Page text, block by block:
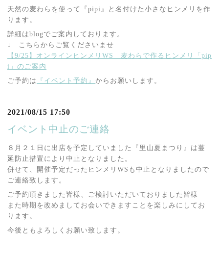
天然の麦わらを使って『pipi』と名付けた小さなヒンメリを作
ります。
詳細はblogでご案内しております。
↓ こちらからご覧くださいませ
【9/25】オンラインヒンメリWS 麦わらで作るヒンメリ「pip
i」のご案内
ご予約は
『イベント予約』 からお願いします。
2021/08/15 17:50
イベント中止のご連絡
８月２１日に出店を予定していました『里山夏まつり』は蔓
延防止措置により中止となりました。
併せて、開催予定だったヒンメリWSも中止となりましたので
ご連絡致します。
ご予約頂きました皆様、ご検討いただいておりました皆様
また時期を改めましてお会いできますことを楽しみにしてお
ります。
今後ともよろしくお願い致します。